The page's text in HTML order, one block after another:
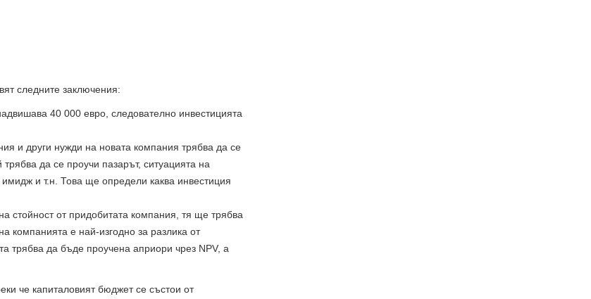
следните заключения:
40 000 евро, следователно инвестицията
и други нужди на новата компания трябва да се
да се проучи пазарът, ситуацията на
и т.н. Това ще определи каква инвестиция
стойност от придобитата компания, тя ще трябва
компанията е най-изгодно за разлика от
трябва да бъде проучена априори чрез NPV, а
че капиталовият бюджет се състои от